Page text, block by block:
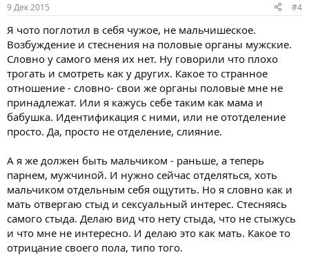
9 Дек 2015 #4
Я чото поглотил в себя чужое, не мальчишеское.
Возбуждение и стеснения на половые органы мужские.
Словно у самого меня их нет. Ну говорили что плохо
трогать и смотреть как у других. Какое то странное
отношение - словно- свои же органы половые мне не
принадлежат. Или я кажусь себе таким как мама и
бабушка. Идентификация с ними, или не ототделение
просто. Да, просто не отделение, слияние.
А я же должен быть мальчиком - раньше, а теперь
парнем, мужчиной. И нужно сейчас отделяться, хоть
мальчиком отдельным себя ощутить. Но я словно как и
мать отвергаю стыд и сексуальный интерес. Стесняясь
самого стыда. Делаю вид что нету стыда, что не стыжусь
и что мне не интересно. И делаю это как мать. Какое то
отрицание своего пола, типо того.